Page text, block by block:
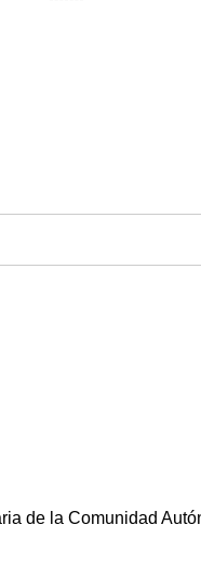
de la Comunidad